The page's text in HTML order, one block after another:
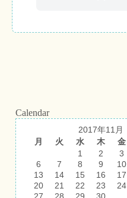
Calendar
2017年11月
月
火 水 木 金
1
2 3
6
7 8 9 10
13
14 15 16 17
20
21 22 23 24
27
28 29
30